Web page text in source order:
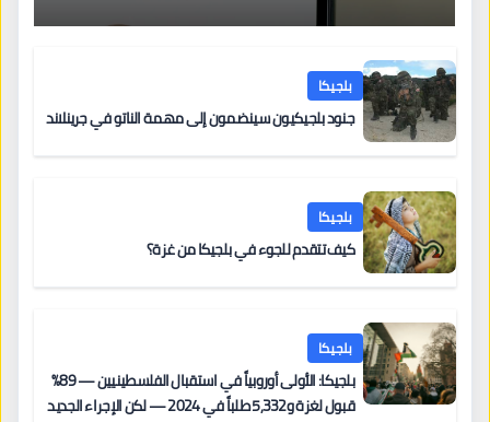
بلجيكا
جنود بلجيكيون سينضمون إلى مهمة الناتو في جرينلاند
بلجيكا
كيف تتقدم للجوء في بلجيكا من غزة؟
بلجيكا
بلجيكا: الأولى أوروبياً في استقبال الفلسطينيين — 89%
قبول لغزة و5,332 طلباً في 2024 — لكن الإجراء الجديد